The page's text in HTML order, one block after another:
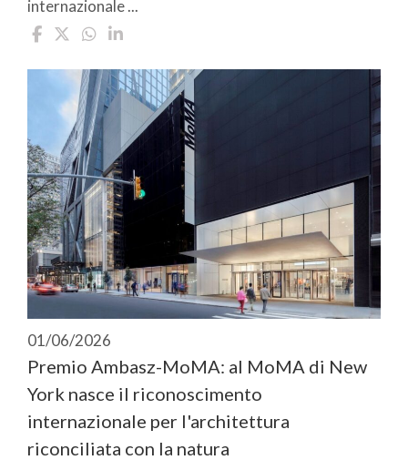
internazionale ...
01/06/2026
Premio Ambasz-MoMA: al MoMA di New
York nasce il riconoscimento
internazionale per l'architettura
riconciliata con la natura